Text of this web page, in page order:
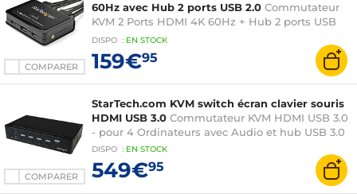
COMPARER
60Hz avec Hub 2 ports USB 2.0 Commutateur
KVM 2 Ports HDMI 4K 60Hz + Hub 2 ports USB
2.0 avec Câbles Audio, USB et HDMI 1,2 m
DISPO : EN STOCK
159€95
COMPARER
StarTech.com KVM switch écran clavier souris
HDMI USB 3.0 Commutateur KVM HDMI USB 3.0
- pour 4 Ordinateurs avec Audio et hub USB 3.0
DISPO : EN STOCK
549€95